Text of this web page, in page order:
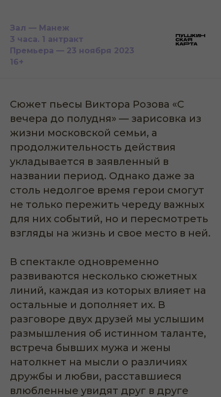
Зал — Манеж
3 часа. 1 антракт
Премьера — 23 ноября 2023
16+
Сюжет пьесы Виктора Розова «С
вечера до полудня» — зарисовка из
жизни московской семьи, а
продолжительность действия
укладывается в заявленный в
названии период. Однако даже за
столь недолгое время герои смогут
не только пережить череду важных
для них событий, но и пересмотреть
взгляды на жизнь и свое место в ней.
В спектакле одновременно
развиваются несколько сюжетных
линий, каждая из которых влияет на
остальные и дополняет их. В
разговоре двух друзей мы услышим
размышления об истинном таланте,
встреча бывших мужа и жены
натолкнет на мысли о различиях
дружбы и любви, расставшиеся
влюбленные увидят друг в друге